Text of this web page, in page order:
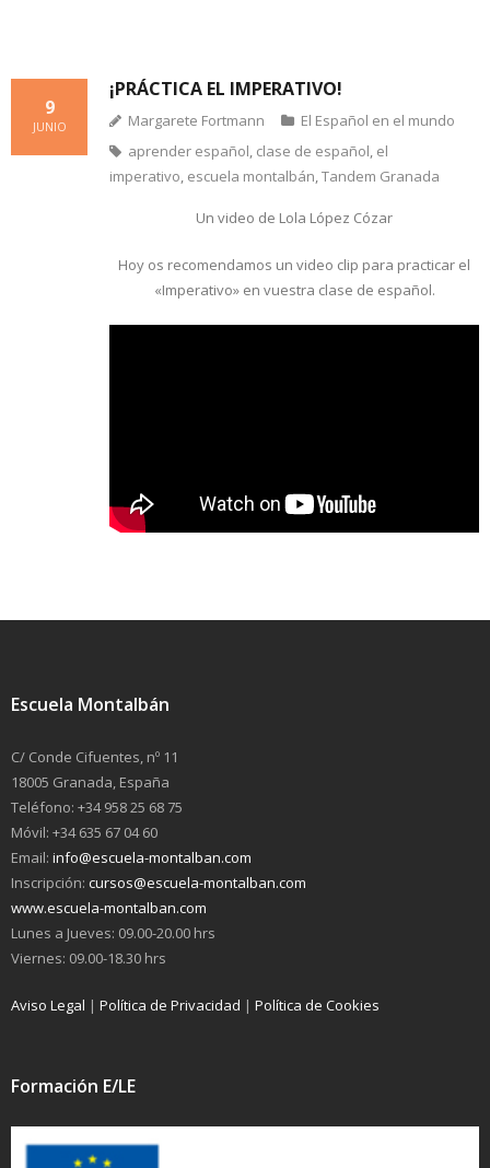
¡PRÁCTICA EL IMPERATIVO!
9
JUNIO Margarete Fortmann
El Español en el mundo
aprender español clase de español el
imperativo escuela montalbán Tandem Granada
Un video de Lola López Cózar
Hoy os recomendamos un video clip para practicar el
«Imperativo» en vuestra clase de español.
Escuela Montalbán
C/ Conde Cifuentes, nº 11
18005 Granada, España
Teléfono: +34 958 25 68 75
Móvil: +34 635 67 04 60
Email: info@escuela-montalban.com
Inscripción: cursos@escuela-montalban.com
www.escuela-montalban.com
Lunes a Jueves: 09.00-20.00 hrs
Viernes: 09.00-18.30 hrs
Aviso Legal | Política de Privacidad | Política de Cookies
Formación E/LE